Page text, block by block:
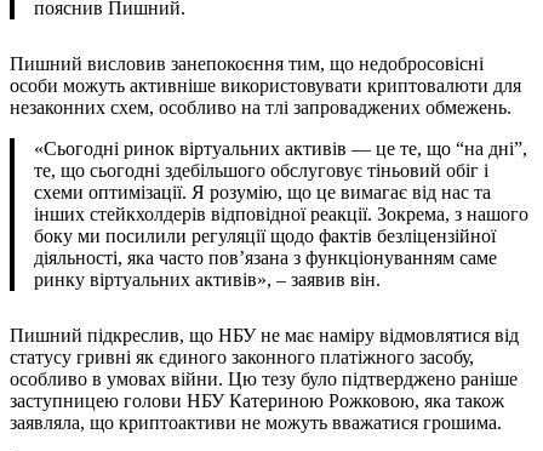
пояснив Пишний.
Пишний висловив занепокоєння тим, що недобросовісні
особи можуть активніше використовувати криптовалюти для
незаконних схем, особливо на тлі запроваджених обмежень.
«Сьогодні ринок віртуальних активів — це те, що “на дні”,
те, що сьогодні здебільшого обслуговує тіньовий обіг і
схеми оптимізації. Я розумію, що це вимагає від нас та
інших стейкхолдерів відповідної реакції. Зокрема, з нашого
боку ми посилили регуляції щодо фактів безліцензійної
діяльності, яка часто пов’язана з функціонуванням саме
ринку віртуальних активів», – заявив він.
Пишний підкреслив, що НБУ не має наміру відмовлятися від
статусу гривні як єдиного законного платіжного засобу,
особливо в умовах війни. Цю тезу було підтверджено раніше
заступницею голови НБУ Катериною Рожковою, яка також
заявляла, що криптоактиви не можуть вважатися грошима.